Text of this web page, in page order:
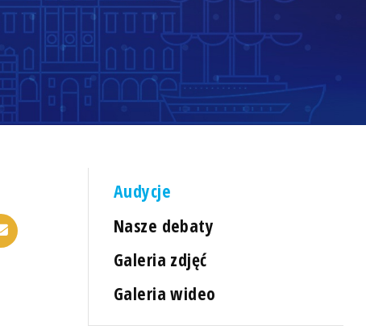
Audycje
Nasze debaty
Galeria zdjęć
Galeria wideo